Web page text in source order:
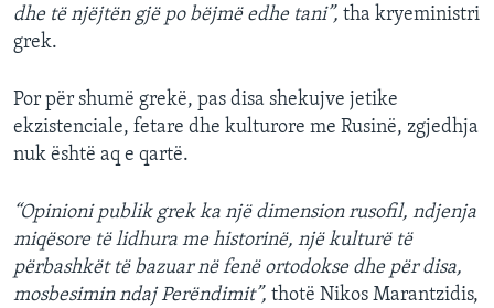
dhe të njëjtën gjë po bëjmë edhe tani”, tha kryeministri
grek.
Por për shumë grekë, pas disa shekujve jetike
ekzistenciale, fetare dhe kulturore me Rusinë, zgjedhja
nuk është aq e qartë.
“Opinioni publik grek ka një dimension rusofil, ndjenja
miqësore të lidhura me historinë, një kulturë të
përbashkët të bazuar në fenë ortodokse dhe për disa,
mosbesimin ndaj Perëndimit”, thotë Nikos Marantzidis,